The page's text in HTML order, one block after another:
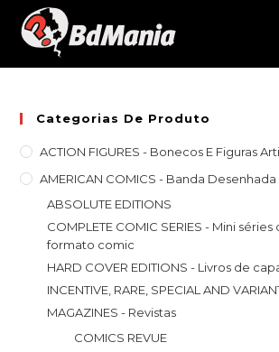
content
Categorias De Produto
ACTION FIGURES - Bonecos E Figuras
AMERICAN COMICS - Banda
ABSOLUTE EDITIONS
COMPLETE COMIC SERIES - Mini
formato comic
HARD COVER EDITIONS - Livros de
INCENTIVE, RARE, SPECIAL AND
MAGAZINES - Revistas
COMICS REVUE